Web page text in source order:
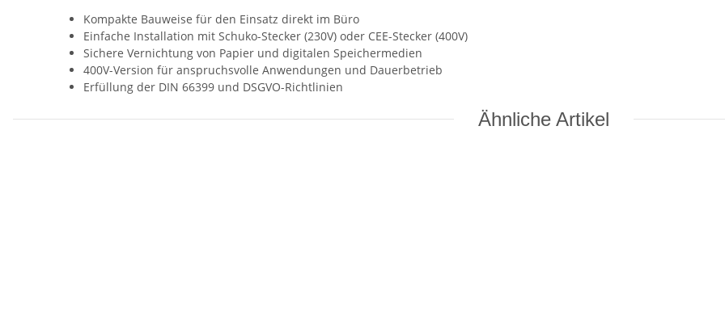
Kompakte Bauweise für den Einsatz direkt im Büro
Einfache Installation mit Schuko-Stecker (230V) oder CEE-Stecker (400V)
Sichere Vernichtung von Papier und digitalen Speichermedien
400V-Version für anspruchsvolle Anwendungen und Dauerbetrieb
Erfüllung der DIN 66399 und DSGVO-Richtlinien
Ähnliche Artikel